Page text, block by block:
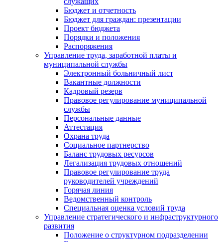
Бюджет и отчетность
Бюджет для граждан: презентации
Проект бюджета
Порядки и положения
Распоряжения
Управление труда, заработной платы и
муниципальной службы
Электронный больничный лист
Вакантные должности
Кадровый резерв
Правовое регулирование муниципальной
службы
Персональные данные
Аттестация
Охрана труда
Социальное партнерство
Баланс трудовых ресурсов
Легализация трудовых отношений
Правовое регулирование труда
руководителей учреждений
Горячая линия
Ведомственный контроль
Специальная оценка условий труда
Управление стратегического и инфраструктурного
развития
Положение о структурном подразделении